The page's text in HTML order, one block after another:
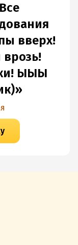
вверх!
врозь!
ЫЫЫ